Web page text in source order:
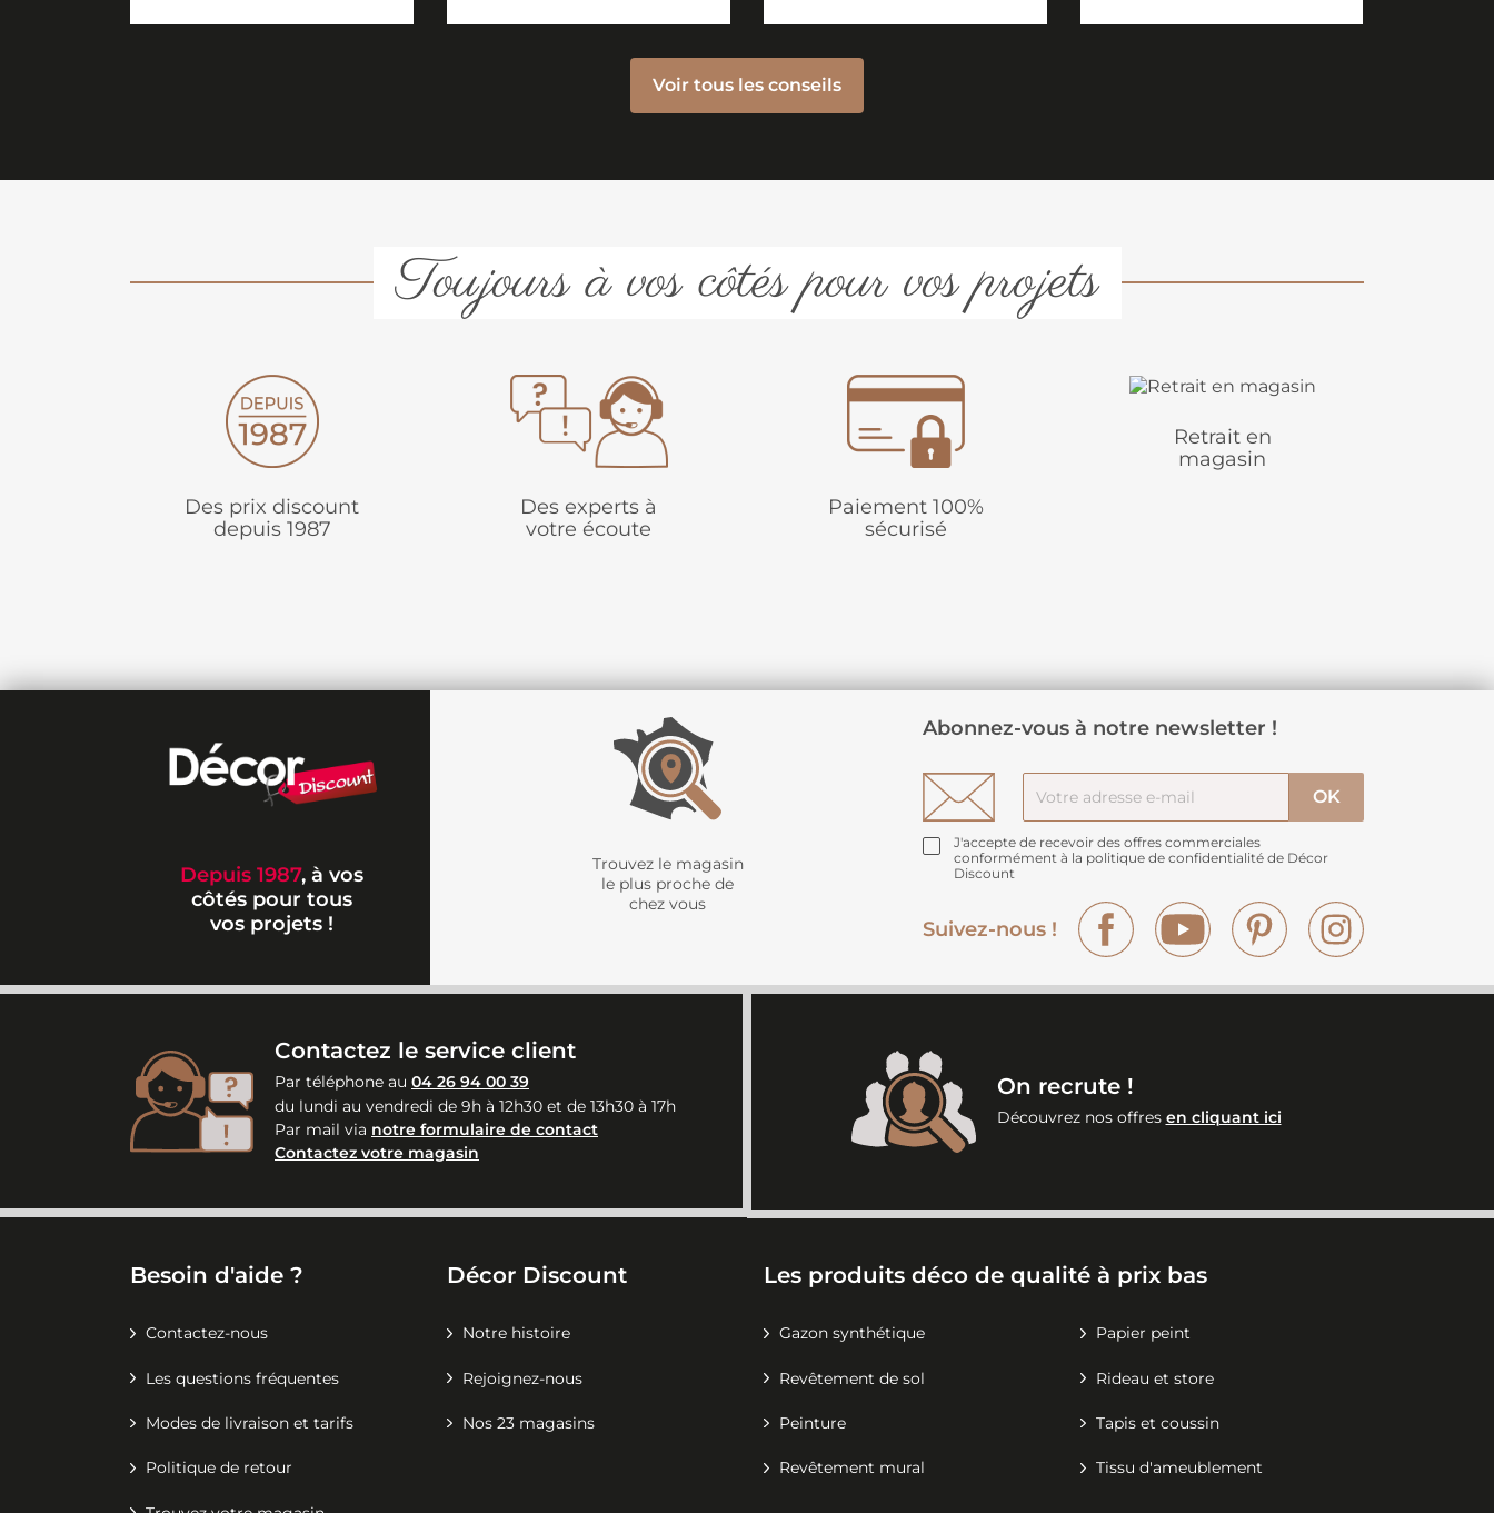
Voir tous les conseils
Toujours à vos côtés pour vos projets
Des prix discount
depuis 1987
Des experts à
votre écoute
Paiement 100%
sécurisé
Retrait en
magasin
Depuis 1987, à vos
côtés pour tous
vos projets !
Trouvez le magasin
le plus proche de
chez vous
Abonnez-vous à notre newsletter !
J'accepte de recevoir des offres commerciales
conformément à la politique de confidentialité de Décor
Discount
Suivez-nous !
Facebook YouTube Pinterest
Contactez le service client
Par téléphone au 04 26 94 00 39
du lundi au vendredi de 9h à 12h30 et de 13h30 à 17h
Par mail via notre formulaire de contact
Contactez votre magasin
On recrute !
Découvrez nos offres en cliquant ici
Besoin d'aide ?
Contactez-nous
Les questions fréquentes
Modes de livraison et tarifs
Politique de retour
Décor Discount
Notre histoire
Rejoignez-nous
Nos 23 magasins
Les produits déco de qualité à prix bas
Gazon synthétique Papier peint
Revêtement de sol Rideau et store
Peinture Tapis et coussin
Revêtement mural Tissu d'ameublement